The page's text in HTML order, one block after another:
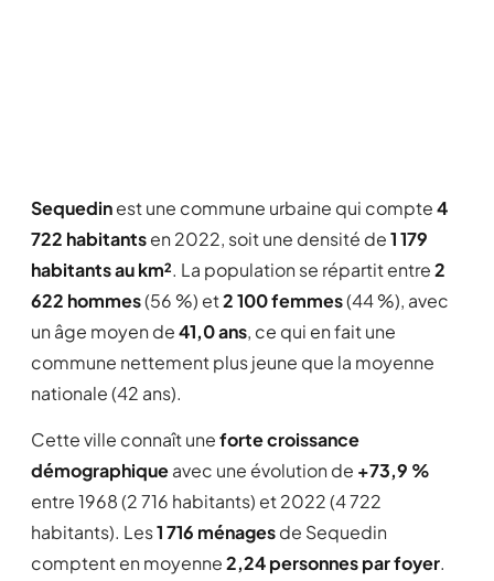
Sequedinest une commune urbaine qui compte4
722 habitantsen 2022, soit une densité de1 179
habitants au km². La population se répartit entre2
622 hommes(56 %) et2 100 femmes(44 %), avec
un âge moyen de41,0 ans, ce qui en fait une
commune nettement plus jeune que la moyenne
nationale (42 ans).
Cette ville connaît uneforte croissance
démographiqueavec une évolution de +73,9 %
entre 1968 (2 716 habitants) et 2022 (4 722
habitants). Les1 716 ménagesde Sequedin
comptent en moyenne2,24 personnes par foyer.